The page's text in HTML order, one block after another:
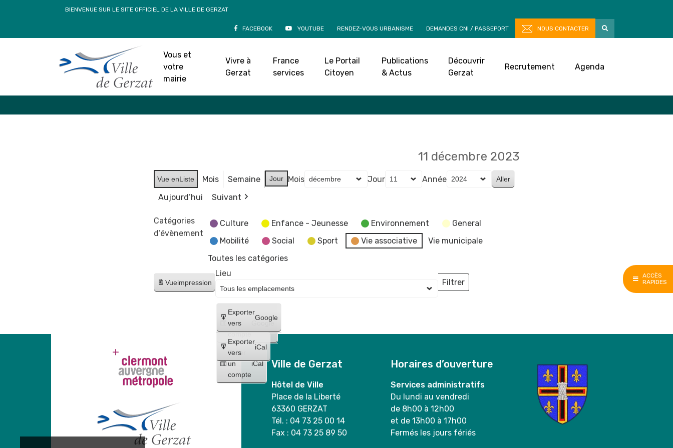
ACCÈS
RAPIDES
BIENVENUE SUR LE SITE OFFICIEL DE LA VILLE DE GERZAT
FACEBOOK YOUTUBE RENDEZ-VOUS URBANISME DEMANDES CNI / PASSEPORT NOUS CONTACTER
Vous et
votre
mairie
Vivre à
Gerzat
France
services
Le Portail
Citoyen
Publications
& Actus
Découvrir
Gerzat
Recrutement Agenda
Accueil»Agenda
11 décembre 2023
Vue enListe Mois Semaine Jour Mois Jour
Année
Aujourd’hui
Suivant
Catégories
d’évènement
Culture Enfance - Jeunesse Environnement
General
Mobilité
Social Sport Vie associative
Vie municipale
Toutes les catégories
Vueimpression
Créer
un
compte
Google
Créer
un
compte
iCal
Exporter
vers
Google
Exporter
vers
iCal
Lieu
Filtrer
Lieux
Ville de Gerzat
Hôtel de Ville
Place de la Liberté
63360 GERZAT
Tél. : 04 73 25 00 14
Fax : 04 73 25 89 50
Horaires d’ouverture
Services administratifs
Du lundi au vendredi
de 8h00 à 12h00
et de 13h00 à 17h00
Fermés les jours fériés